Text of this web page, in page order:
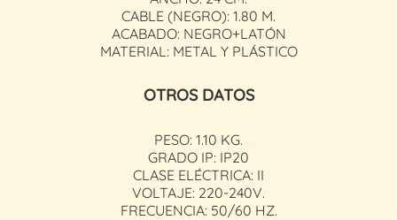
CABLE (NEGRO): 1.80 M.
ACABADO: NEGRO+LATÓN
MATERIAL: METAL Y PLÁSTICO
OTROS DATOS
PESO: 1.10 KG.
GRADO IP: IP20
CLASE ELÉCTRICA: II
VOLTAJE: 220-240V.
FRECUENCIA: 50/60 HZ.